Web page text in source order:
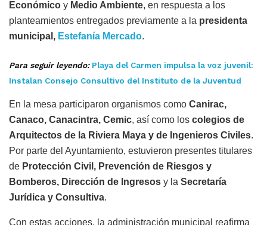
Económico y Medio Ambiente, en respuesta a los
planteamientos entregados previamente a la presidenta
municipal, Estefanía Mercado.
Para seguir leyendo: Playa del Carmen impulsa la voz juvenil:
Instalan Consejo Consultivo del Instituto de la Juventud
En la mesa participaron organismos como Canirac,
Canaco, Canacintra, Cemic, así como los colegios de
Arquitectos de la Riviera Maya y de Ingenieros Civiles.
Por parte del Ayuntamiento, estuvieron presentes titulares
de Protección Civil, Prevención de Riesgos y
Bomberos, Dirección de Ingresos y la Secretaría
Jurídica y Consultiva.
Con estas acciones, la administración municipal reafirma